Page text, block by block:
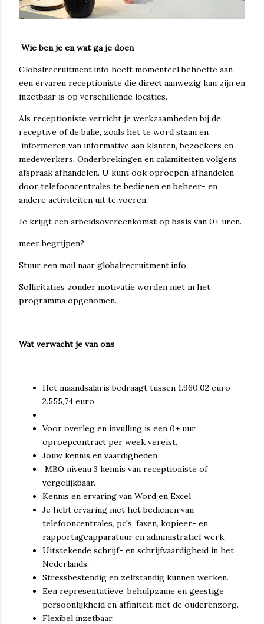
Wie ben je en wat ga je doen
Globalrecruitment.info heeft momenteel behoefte aan
een ervaren receptioniste die direct aanwezig kan zijn en
inzetbaar is op verschillende locaties.
Als receptioniste verricht je werkzaamheden bij de
receptive of de balie, zoals het te word staan en
informeren van informative aan klanten, bezoekers en
medewerkers. Onderbrekingen en calamiteiten volgens
afspraak afhandelen. U kunt ook oproepen afhandelen
door telefooncentrales te bedienen en beheer- en
andere activiteiten uit te voeren.
Je krijgt een arbeidsovereenkomst op basis van 0+ uren.
meer begrijpen?
Stuur een mail naar globalrecruitment.info
Sollicitaties zonder motivatie worden niet in het
programma opgenomen.
Wat verwacht je van ons
Het maandsalaris bedraagt tussen 1.960,02 euro -
2.555,74 euro.
Voor overleg en invulling is een 0+ uur
oproepcontract per week vereist.
Jouw kennis en vaardigheden
MBO niveau 3 kennis van receptioniste of
vergelijkbaar.
Kennis en ervaring van Word en Excel.
Je hebt ervaring met het bedienen van
telefooncentrales, pc's, faxen, kopieer- en
rapportageapparatuur en administratief werk.
Uitstekende schrijf- en schrijfvaardigheid in het
Nederlands.
Stressbestendig en zelfstandig kunnen werken.
Een representatieve, behulpzame en geestige
persoonlijkheid en affiniteit met de ouderenzorg.
Flexibel inzetbaar.